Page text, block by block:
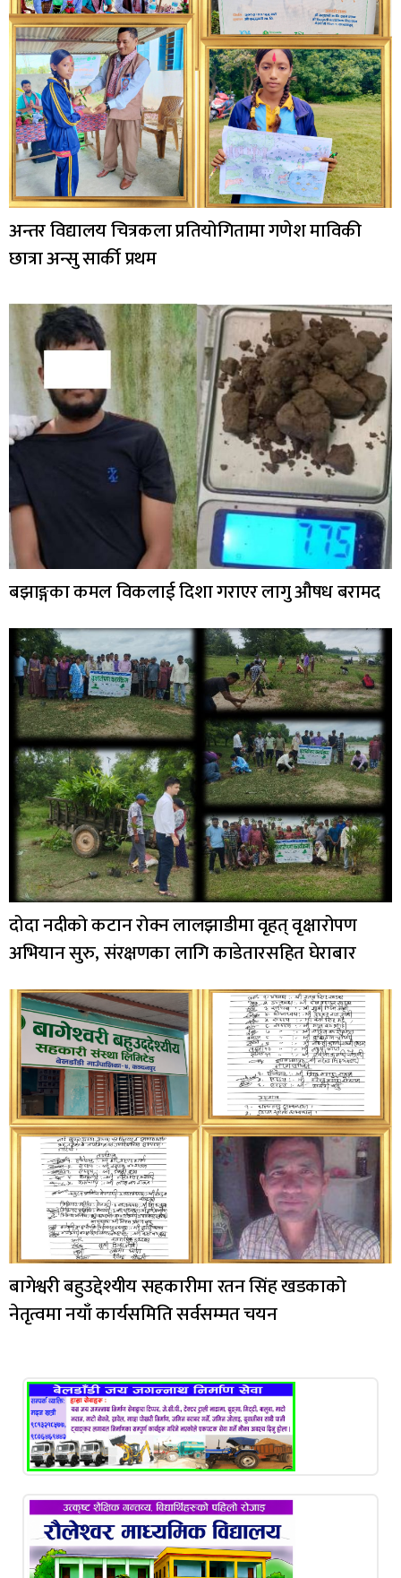
अन्तर विद्यालय चित्रकला प्रतियोगितामा गणेश माविकी
छात्रा अन्सु सार्की प्रथम
बझाङ्गका कमल विकलाई दिशा गराएर लागु औषध बरामद
दोदा नदीको कटान रोक्न लालझाडीमा वृहत् वृक्षारोपण
अभियान सुरु, संरक्षणका लागि काडेतारसहित घेराबार
बागेश्वरी बहुउद्देश्यीय सहकारीमा रतन सिंह खडकाको
नेतृत्वमा नयाँ कार्यसमिति सर्वसम्मत चयन